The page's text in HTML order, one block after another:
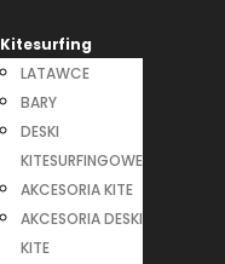
Kitesurfing
LATAWCE
BARY
DESKI
KITESURFINGOWE
AKCESORIA KITE
AKCESORIA DESKI
KITE